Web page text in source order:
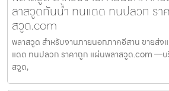
ลาสวูดกันน้ำ ทนแดด ทนปลวก รา
สวูด.com
พลาสวูด สำหรับงานภายนอกภาคอีสาน ขายส่
แดด ทนปลวก ราคาถูก แผ่นพลาสวูด.com —บ
สวูด,